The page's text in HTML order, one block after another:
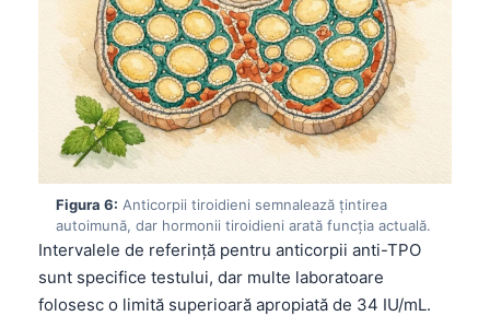
Figura 6: Anticorpii tiroidieni semnalează țintirea
autoimună, dar hormonii tiroidieni arată funcția actuală.
Intervalele de referință pentru anticorpii anti-TPO
sunt specifice testului, dar multe laboratoare
folosesc o limită superioară apropiată de 34 IU/mL.
Svenska
Bosanski
Azərbaycan dili
Eesti
日本語
Čeština
ქართული
Русский